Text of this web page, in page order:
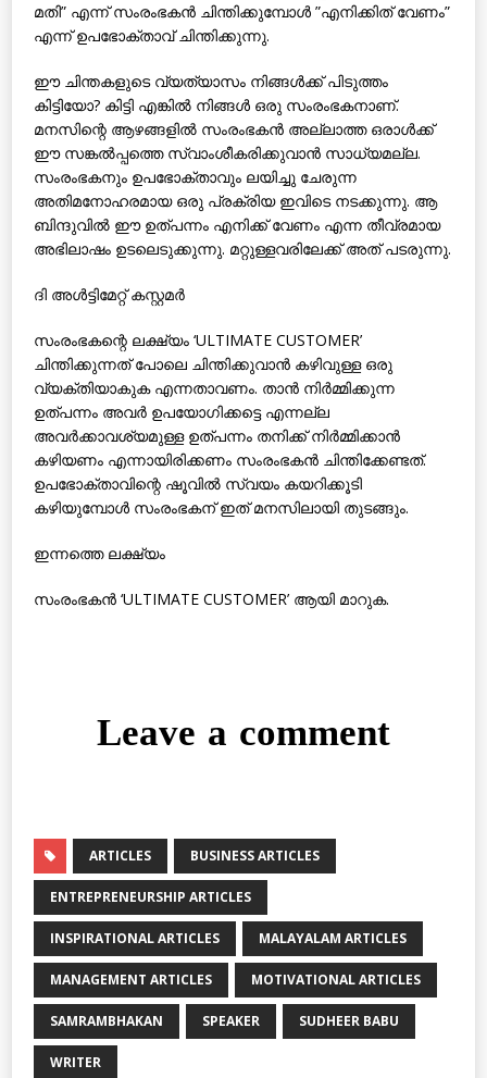
മതി” എന്ന് സംരംഭകന്‍ ചിന്തിക്കുമ്പോള്‍ ”എനിക്കിത് വേണം”
എന്ന് ഉപഭോക്താവ് ചിന്തിക്കുന്നു.
ഈ ചിന്തകളുടെ വ്യത്യാസം നിങ്ങള്‍ക്ക് പിടുത്തം
കിട്ടിയോ? കിട്ടി എങ്കില്‍ നിങ്ങള്‍ ഒരു സംരംഭകനാണ്.
മനസിന്റെ ആഴങ്ങളില്‍ സംരംഭകന്‍ അല്ലാത്ത ഒരാള്‍ക്ക്
ഈ സങ്കല്‍പ്പത്തെ സ്വാംശീകരിക്കുവാന്‍ സാധ്യമല്ല.
സംരംഭകനും ഉപഭോക്താവും ലയിച്ചു ചേരുന്ന
അതിമനോഹരമായ ഒരു പ്രക്രിയ ഇവിടെ നടക്കുന്നു. ആ
ബിന്ദുവില്‍ ഈ ഉത്പന്നം എനിക്ക് വേണം എന്ന തീവ്രമായ
അഭിലാഷം ഉടലെടുക്കുന്നു. മറ്റുള്ളവരിലേക്ക് അത് പടരുന്നു.
ദി അള്‍ട്ടിമേറ്റ് കസ്റ്റമര്‍
സംരംഭകന്റെ ലക്ഷ്യം ‘ULTIMATE CUSTOMER’
ചിന്തിക്കുന്നത് പോലെ ചിന്തിക്കുവാന്‍ കഴിവുള്ള ഒരു
വ്യക്തിയാകുക എന്നതാവണം. താന്‍ നിര്‍മ്മിക്കുന്ന
ഉത്പന്നം അവര്‍ ഉപയോഗിക്കട്ടെ എന്നല്ല
അവര്‍ക്കാവശ്യമുള്ള ഉത്പന്നം തനിക്ക് നിര്‍മ്മിക്കാന്‍
കഴിയണം എന്നായിരിക്കണം സംരംഭകന്‍ ചിന്തിക്കേണ്ടത്.
ഉപഭോക്താവിന്റെ ഷൂവില്‍ സ്വയം കയറിക്കൂടി
കഴിയുമ്പോള്‍ സംരംഭകന് ഇത് മനസിലായി തുടങ്ങും.
ഇന്നത്തെ ലക്ഷ്യം
സംരംഭകന്‍ ‘ULTIMATE CUSTOMER’ ആയി മാറുക.
Leave a comment
ARTICLES BUSINESS ARTICLES
ENTREPRENEURSHIP ARTICLES
INSPIRATIONAL ARTICLES MALAYALAM ARTICLES
MANAGEMENT ARTICLES MOTIVATIONAL ARTICLES
SAMRAMBHAKAN SPEAKER SUDHEER BABU
WRITER